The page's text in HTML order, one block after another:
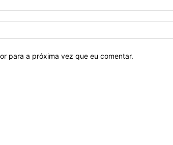
para a próxima vez que eu comentar.